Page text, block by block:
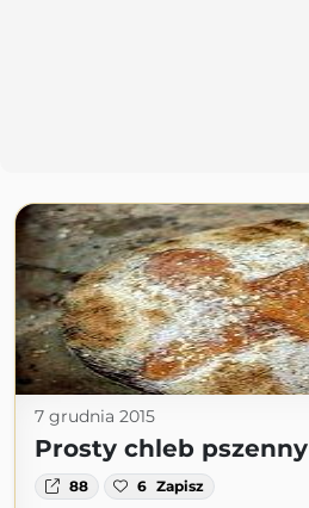
7 grudnia 2015
Prosty chleb pszenny
88 6 Zapisz